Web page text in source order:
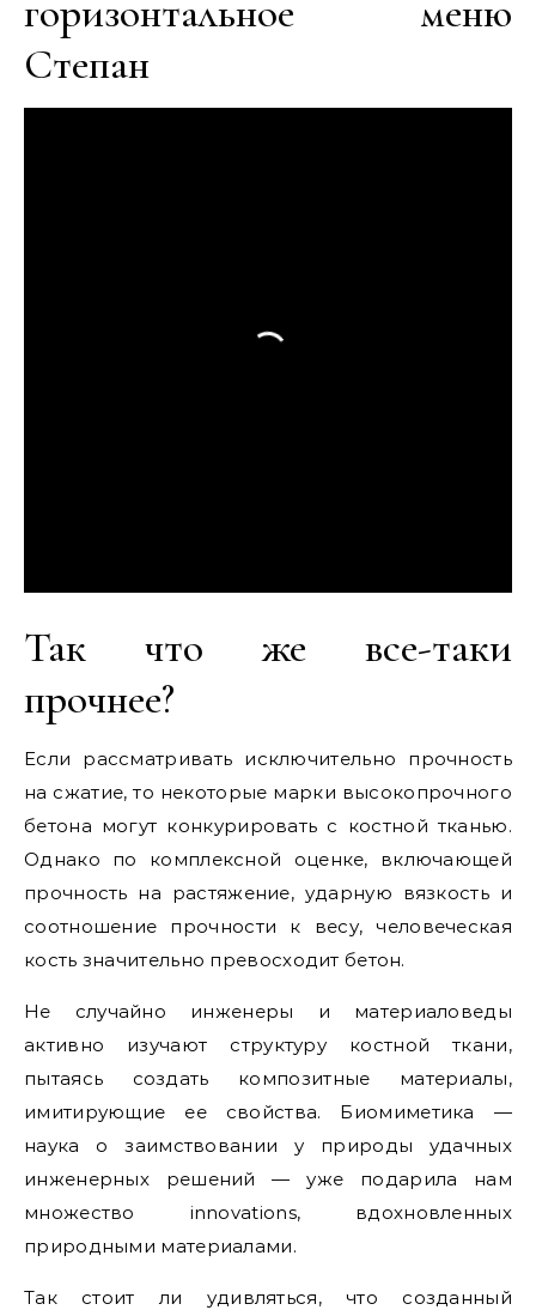
горизонтальное меню
Степан
Так что же все-таки
прочнее?
Если рассматривать исключительно прочность
на сжатие, то некоторые марки высокопрочного
бетона могут конкурировать с костной тканью.
Однако по комплексной оценке, включающей
прочность на растяжение, ударную вязкость и
соотношение прочности к весу, человеческая
кость значительно превосходит бетон.
Не случайно инженеры и материаловеды
активно изучают структуру костной ткани,
пытаясь создать композитные материалы,
имитирующие ее свойства. Биомиметика —
наука о заимствовании у природы удачных
инженерных решений — уже подарила нам
множество innovations, вдохновленных
природными материалами.
Так стоит ли удивляться, что созданный